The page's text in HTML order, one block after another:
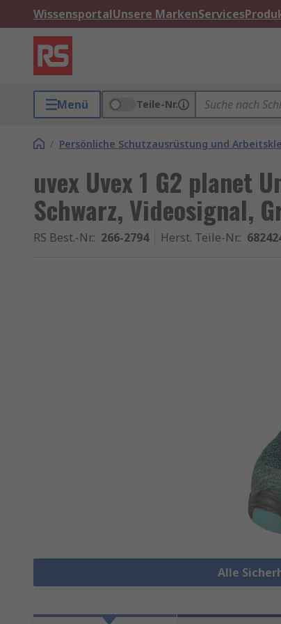
WissensportalUnsere MarkenServices
Menü Teile-Nr.
/ Persönliche Schutzausrüstung und
uvex Uvex 1 G2 planet
Schwarz, Videosignal,
RS Best.-Nr.: 266-2794 Herst. Teile-Nr.:
Alle